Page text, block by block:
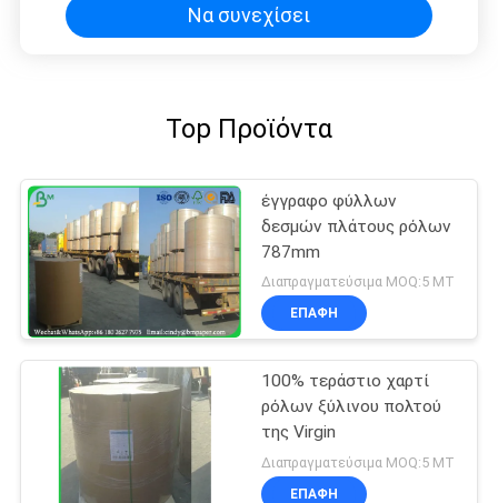
Να συνεχίσει
Top Προϊόντα
έγγραφο φύλλων
δεσμών πλάτους ρόλων
787mm
Διαπραγματεύσιμα MOQ:5 MT
ΕΠΑΦΉ
100% τεράστιο χαρτί
ρόλων ξύλινου πολτού
της Virgin
Διαπραγματεύσιμα MOQ:5 MT
ΕΠΑΦΉ